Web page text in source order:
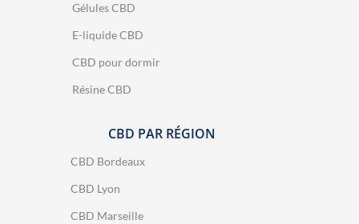
Gélules CBD
E-liquide CBD
CBD pour dormir
Résine CBD
CBD PAR RÉGION
CBD Bordeaux
CBD Lyon
CBD Marseille